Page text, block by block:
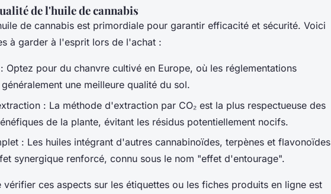
de l'huile de cannabis
de cannabis est primordiale pour garantir efficacité et sécurité. Voici
à garder à l'esprit lors de l'achat :
Optez pour du chanvre cultivé en Europe, où les réglementations
une meilleure qualité du sol.
: La méthode d'extraction par CO₂ est la plus respectueuse des
de la plante, évitant les résidus potentiellement nocifs.
: Les huiles intégrant d'autres cannabinoïdes, terpènes et flavonoïdes
synergique renforcé, connu sous le nom "effet d'entourage".
vérifier ces aspects sur les étiquettes ou les fiches produits en ligne est